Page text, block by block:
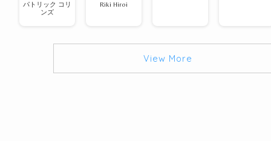
パトリック コリ
ンズ
Riki Hiroi
View More